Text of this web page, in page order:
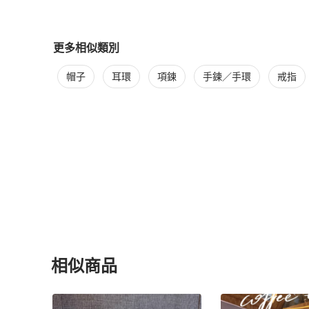
更多相似類別
更多Prada女士配件 相似商品推薦
帽子 耳環 項鍊 手鍊／手環 戒指
相似商品
更多相似Prada女士配件推薦精品